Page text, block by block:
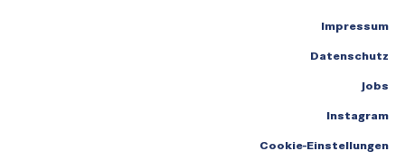
Impressum
Datenschutz
Jobs
Instagram
Cookie-Einstellungen